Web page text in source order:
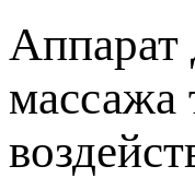
Аппарат
массажа